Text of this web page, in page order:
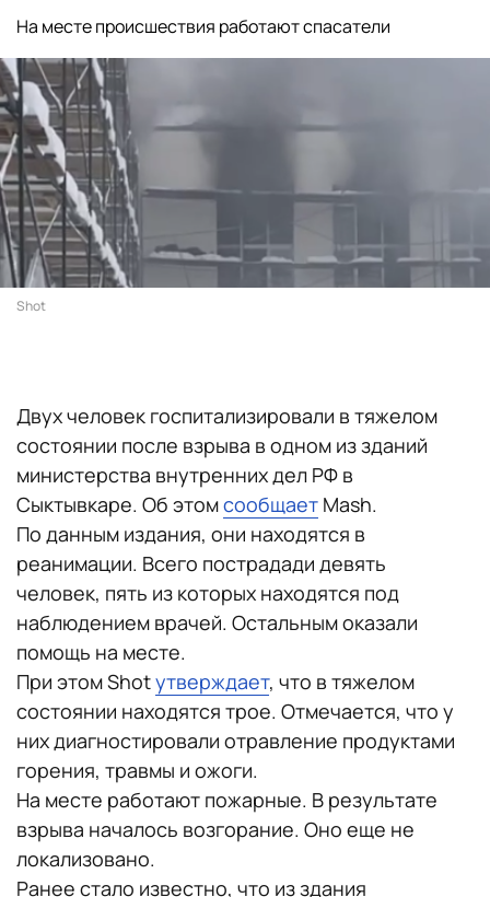
На месте происшествия работают спасатели
Shot
Двух человек госпитализировали в тяжелом
состоянии после взрыва в одном из зданий
министерства внутренних дел РФ в
Сыктывкаре. Об этомсообщает Mash.
По данным издания, они находятся в
реанимации. Всего пострадади девять
человек, пять из которых находятся под
наблюдением врачей. Остальным оказали
помощь на месте.
При этом Shotутверждает, что в тяжелом
состоянии находятся трое. Отмечается, что у
них диагностировали отравление продуктами
горения, травмы и ожоги.
На месте работают пожарные. В результате
взрыва началось возгорание. Оно еще не
локализовано.
Ранее стало известно, что из здания